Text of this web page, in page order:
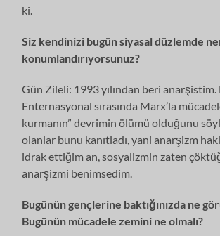
ki.
Siz kendinizi bugün siyasal düzlemde
konumlandırıyorsunuz?
Gün Zileli: 1993 yılından beri anarşistim.
Enternasyonal sırasında Marx’la
kurmanın” devrimin ölümü olduğunu
olanlar bunu kanıtladı, yani anarşizm
idrak ettiğim an, sosyalizmin zaten
anarşizmi benimsedim.
Bugünün gençlerine baktığınızda ne
Bugünün mücadele zemini ne olmalı?